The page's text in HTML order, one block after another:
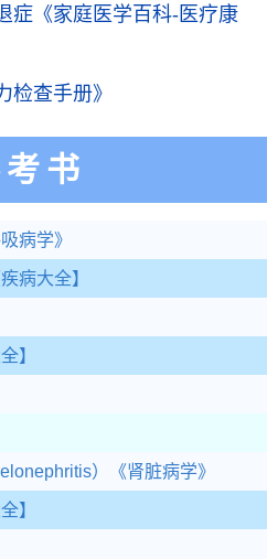
症 《家庭医学百科-医疗康
检查手册》
书
吸病学》
疾病大全】
】
） 《肾脏病学》
】